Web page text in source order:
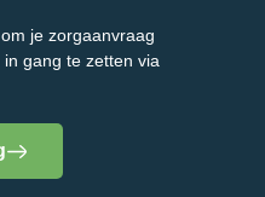
om je zorgaanvraag
gang te zetten via